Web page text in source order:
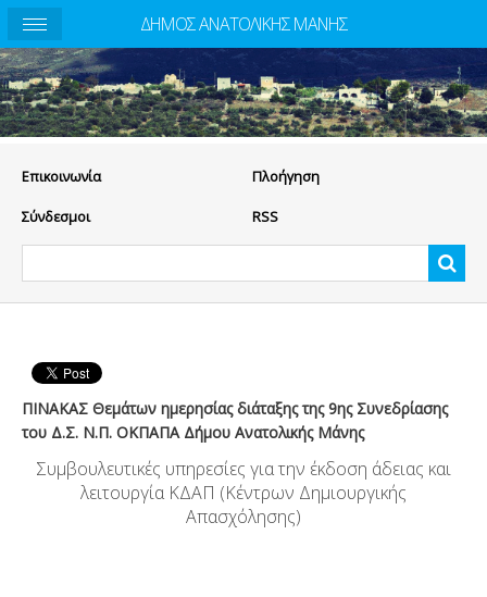
Eπικοινωνία Πλοήγηση
Σύνδεσμοι RSS
ΠΙΝΑΚΑΣ Θεμάτων ημερησίας διάταξης της 9ης Συνεδρίασης
του Δ.Σ. Ν.Π. ΟΚΠΑΠΑ Δήμου Ανατολικής Μάνης
Συμβουλευτικές υπηρεσίες για την έκδοση άδειας και
λειτουργία ΚΔΑΠ (Κέντρων Δημιουργικής
Απασχόλησης)
ΔΗΜΟΣ ΑΝΑΤΟΛΙΚΗΣ ΜΑΝΗΣ